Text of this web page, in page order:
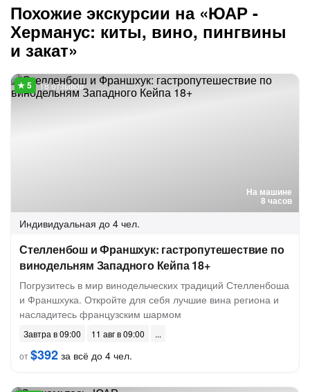
Похожие экскурсии на «ЮАР -
Херманус: киты, вино, пингвины
и закат»
На машине
8 часов
18 отзывов
Индивидуальная до 4 чел.
Стелленбош и Франшхук: гастропутешествие по
винодельням Западного Кейпа 18+
Погрузитесь в мир винодельческих традиций Стелленбоша
и Франшхука. Откройте для себя лучшие вина региона и
насладитесь французским шармом
Завтра в 09:00
11 авг в 09:00
от$392 за всё до 4 чел.